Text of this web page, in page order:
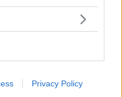
Privacy Policy